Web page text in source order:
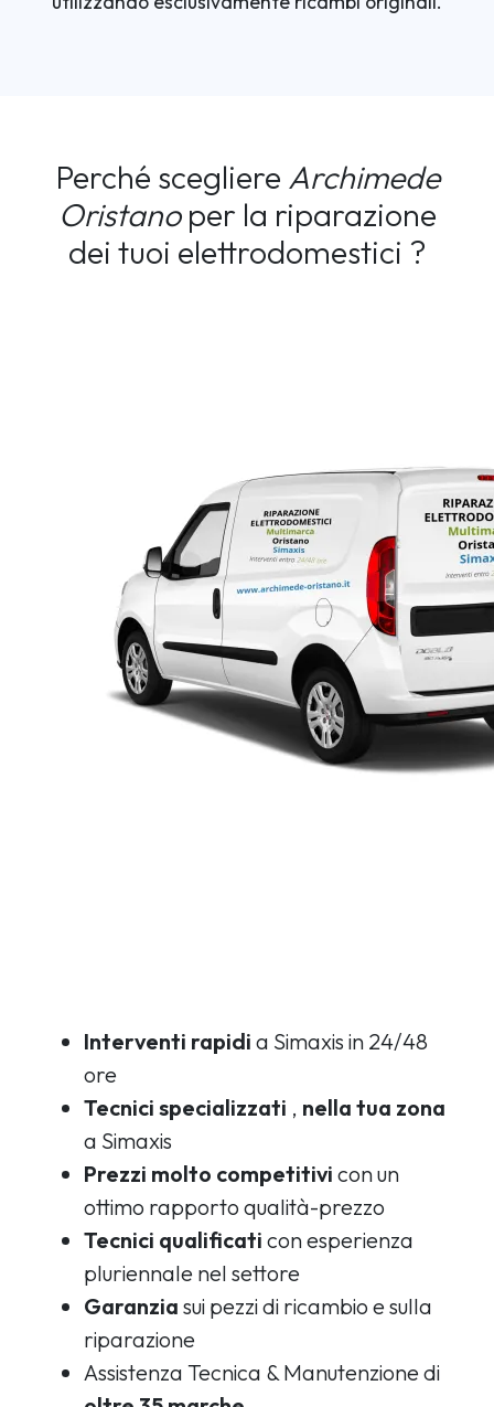
Perché scegliere Archimede
Oristanoper la riparazione
dei tuoi elettrodomestici ?
Interventi rapidi a Simaxis in 24/48
ore
Tecnici specializzati , nella tua zona
a Simaxis
Prezzi molto competitivi con un
ottimo rapporto qualità-prezzo
Tecnici qualificati con esperienza
pluriennale nel settore
Garanzia sui pezzi di ricambio e sulla
riparazione
Assistenza Tecnica & Manutenzione di